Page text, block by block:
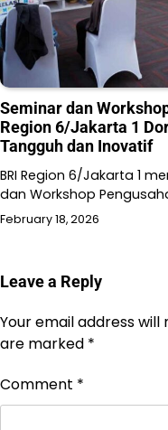
Seminar dan
Region 6/Jakarta 1
Tangguh dan Inovatif
BRI Region 6/Jakarta 1
dan Workshop
February 18, 2026
Leave a Reply
Your email address will
are marked *
Comment *